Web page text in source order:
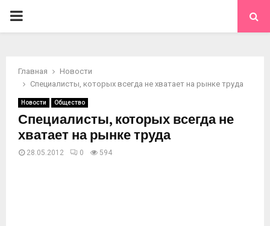
ОСНОВНОЕ
Главная
Новости
Специалисты, которых всегда не хватает на рынке труда
Новости Общество
Специалисты, которых всегда не
хватает на рынке труда
28.05.2012 0 594